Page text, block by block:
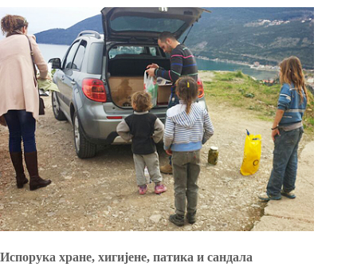
Испорука хране, хигијене, патика и сандала